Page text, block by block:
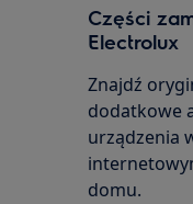
Części
Electrolux
Znajdź
dodatkowe
urządzenia
domu.